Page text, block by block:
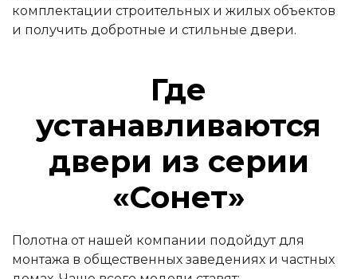
комплектации строительных и жилых объектов
и получить добротные и стильные двери.
Где
устанавливаются
двери из серии
«Сонет»
Полотна от нашей компании подойдут для
монтажа в общественных заведениях и частных